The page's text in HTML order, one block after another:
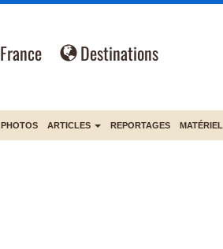
France Destinations
PHOTOS ARTICLES REPORTAGES MATÉRIEL